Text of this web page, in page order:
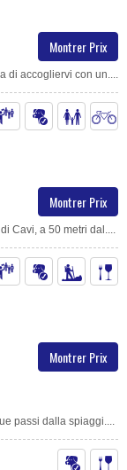
Montrer Prix
di accogliervi con un....
Montrer Prix
Cavi, a 50 metri dal....
Montrer Prix
passi dalla spiaggi....